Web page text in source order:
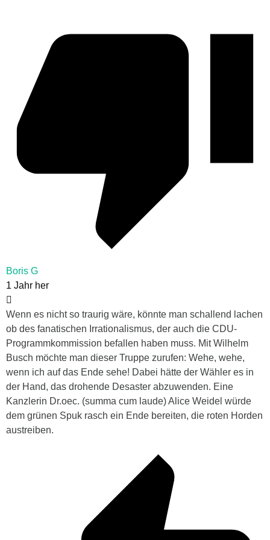
Boris G
1 Jahr her
Wenn es nicht so traurig wäre, könnte man schallend lachen
ob des fanatischen Irrationalismus, der auch die CDU-
Programmkommission befallen haben muss. Mit Wilhelm
Busch möchte man dieser Truppe zurufen: Wehe, wehe,
wenn ich auf das Ende sehe! Dabei hätte der Wähler es in
der Hand, das drohende Desaster abzuwenden. Eine
Kanzlerin Dr.oec. (summa cum laude) Alice Weidel würde
dem grünen Spuk rasch ein Ende bereiten, die roten Horden
austreiben.